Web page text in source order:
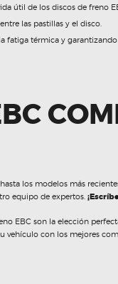
útil de los discos de freno
las pastillas y el disco.
fatiga térmica y
los modelos más
equipo de expertos.
EBC son la elección
con los mejores